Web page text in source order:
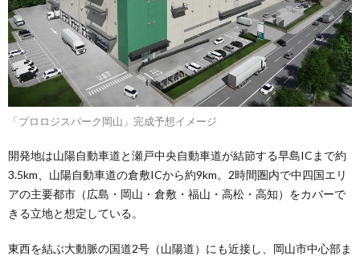
「プロロジスパーク岡山」完成予想イメージ
開発地は山陽自動車道と瀬戸中央自動車道が結節する早島ICまで約
3.5km、山陽自動車道の倉敷ICから約9km。2時間圏内で中四国エリ
アの主要都市（広島・岡山・倉敷・福山・高松・高知）をカバーで
きる立地と想定している。
東西を結ぶ大動脈の国道2号（山陽道）にも近接し、岡山市中心部ま